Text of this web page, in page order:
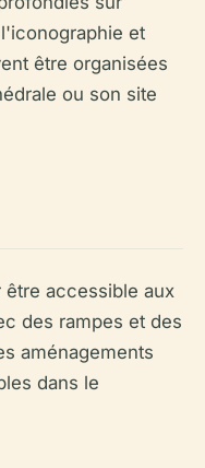
et
être organisées
ou son site
accessible aux
des rampes et des
aménagements
dans le